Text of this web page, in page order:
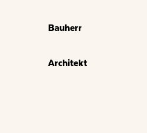
Bauherr
Architekt